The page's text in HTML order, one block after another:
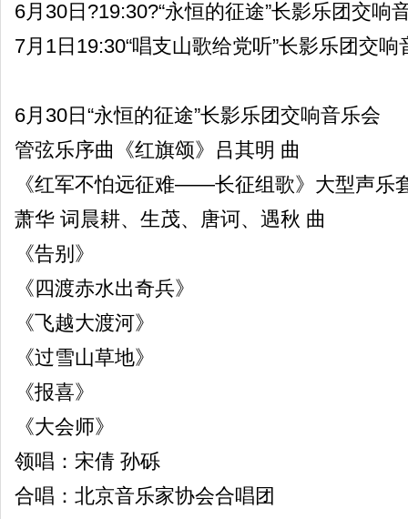
6月30日?19:30?“永恒的征途”长影乐团交响
7月1日19:30“唱支山歌给党听”长影乐团交响
6月30日“永恒的征途”长影乐团交响音乐会
管弦乐序曲《红旗颂》吕其明 曲
《红军不怕远征难——长征组歌》大型声乐
萧华 词晨耕、生茂、唐诃、遇秋 曲
《告别》
《四渡赤水出奇兵》
《飞越大渡河》
《过雪山草地》
《报喜》
《大会师》
领唱：宋倩 孙砾
合唱：北京音乐家协会合唱团